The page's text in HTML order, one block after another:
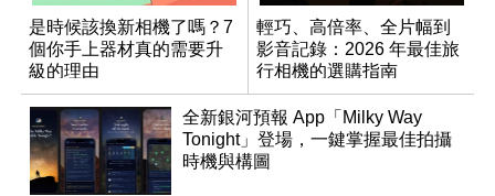
是時候該換新相機了嗎？7
個你手上器材真的需要升
級的理由
輕巧、高倍率、全片幅到
影音記錄：2026 年最佳旅
行相機的選購指南
全新銀河預報 App「Milky Way
Tonight」登場，一鍵掌握最佳拍攝
時機與構圖